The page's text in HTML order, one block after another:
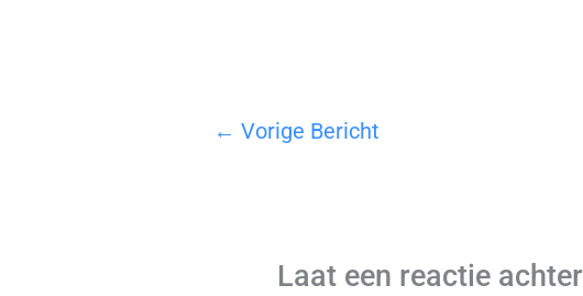
← Vorige Bericht
Laat een reactie achter